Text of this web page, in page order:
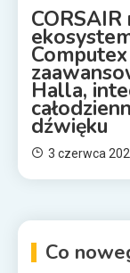
Halla,
dźwięku
3 czerwca
Co